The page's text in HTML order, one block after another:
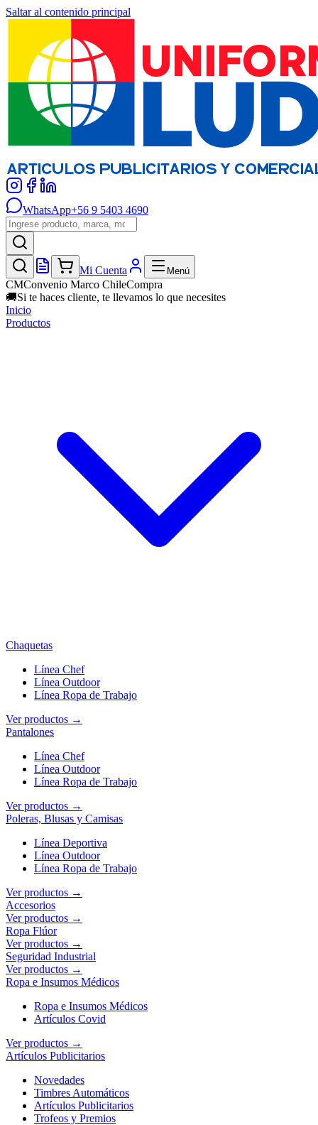
Saltar al contenido principal
WhatsApp+56 9 5403 4690
Mi Cuenta Menú
CMConvenio Marco ChileCompra
🚚Si te haces cliente, te llevamos lo que necesites
Inicio
Productos
Chaquetas
Línea Chef
Línea Outdoor
Línea Ropa de Trabajo
Ver productos →
Pantalones
Línea Chef
Línea Outdoor
Línea Ropa de Trabajo
Ver productos →
Poleras, Blusas y Camisas
Línea Deportiva
Línea Outdoor
Línea Ropa de Trabajo
Ver productos →
Accesorios
Ver productos →
Ropa Flúor
Ver productos →
Seguridad Industrial
Ver productos →
Ropa e Insumos Médicos
Ropa e Insumos Médicos
Artículos Covid
Ver productos →
Artículos Publicitarios
Novedades
Timbres Automáticos
Artículos Publicitarios
Trofeos y Premios